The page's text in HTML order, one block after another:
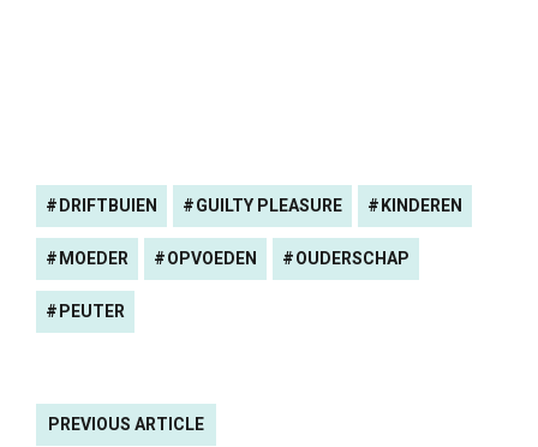
DRIFTBUIEN GUILTY PLEASURE KINDEREN
MOEDER OPVOEDEN OUDERSCHAP
PEUTER
PREVIOUS ARTICLE